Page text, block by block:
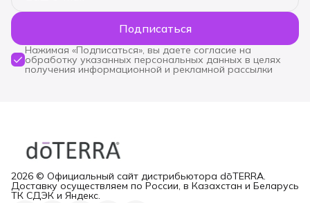
Подписаться
Нажимая «Подписаться», вы даете согласие на
обработку указанных персональных данных в целях
получения информационной и рекламной рассылки
2026 © Официальный сайт дистрибьютора dōTERRA.
Доставку осуществляем по России, в Казахстан и Беларусь
ТК СДЭК и Яндекс.